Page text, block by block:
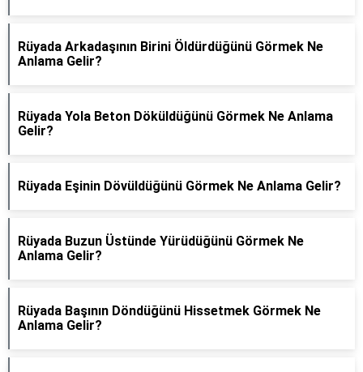
Rüyada Arkadaşının Birini Öldürdüğünü Görmek Ne
Anlama Gelir?
Rüyada Yola Beton Döküldüğünü Görmek Ne Anlama
Gelir?
Rüyada Eşinin Dövüldüğünü Görmek Ne Anlama Gelir?
Rüyada Buzun Üstünde Yürüdüğünü Görmek Ne
Anlama Gelir?
Rüyada Başının Döndüğünü Hissetmek Görmek Ne
Anlama Gelir?